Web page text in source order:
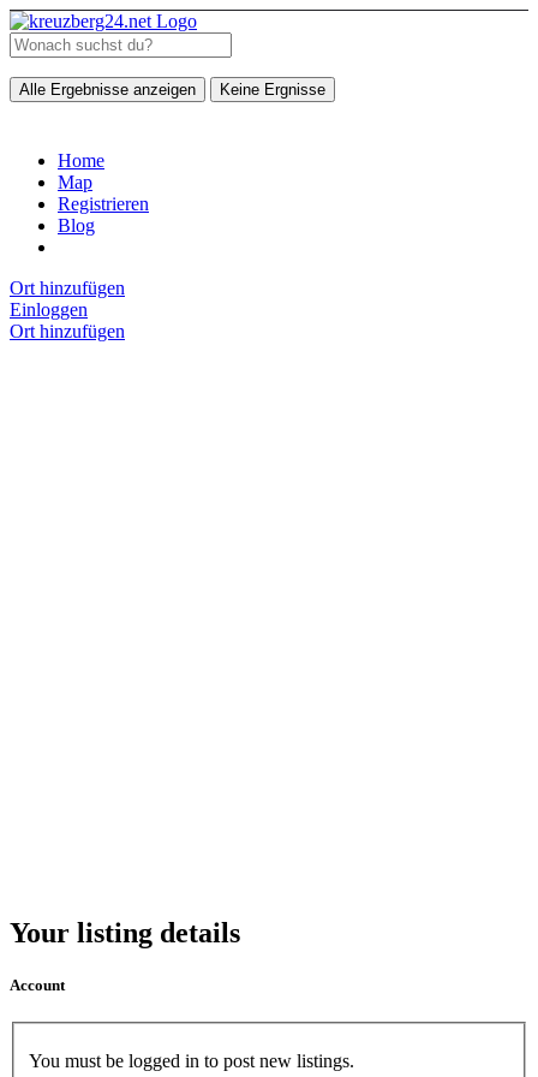
Alle Ergebnisse anzeigen Keine Ergnisse
Home
Map
Registrieren
Blog
Ort hinzufügen
Einloggen
Ort hinzufügen
Your listing details
Account
You must be logged in to post new listings.